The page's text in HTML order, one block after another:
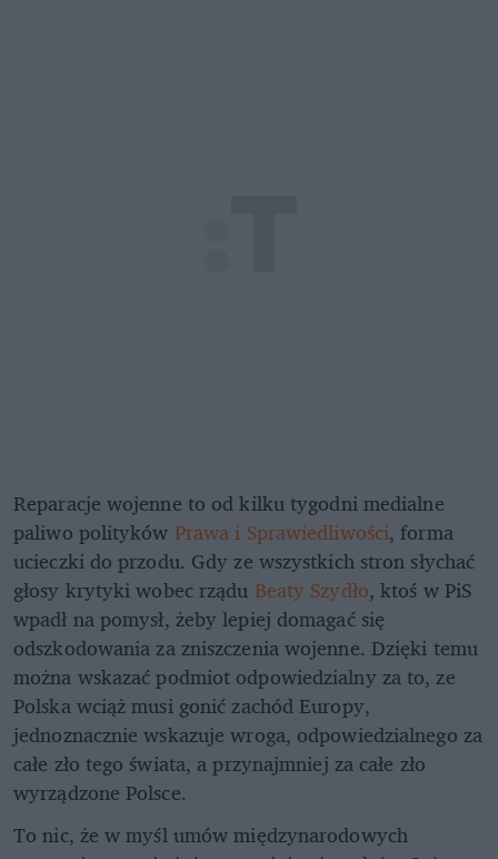
Reparacje wojenne to od kilku tygodni medialne
paliwo polityków Prawa i Sprawiedliwości, forma
ucieczki do przodu. Gdy ze wszystkich stron słychać
głosy krytyki wobec rządu Beaty Szydło, ktoś w PiS
wpadł na pomysł, żeby lepiej domagać się
odszkodowania za zniszczenia wojenne. Dzięki temu
można wskazać podmiot odpowiedzialny za to, ze
Polska wciąż musi gonić zachód Europy,
jednoznacznie wskazuje wroga, odpowiedzialnego za
całe zło tego świata, a przynajmniej za całe zło
wyrządzone Polsce.
To nic, że w myśl umów międzynarodowych